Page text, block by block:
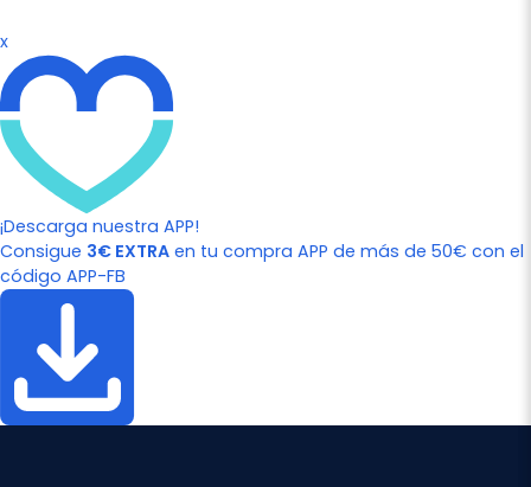
x
¡Descarga nuestra APP!
Consigue 3€ EXTRA en tu compra APP de más de 50€ con el
código APP-FB